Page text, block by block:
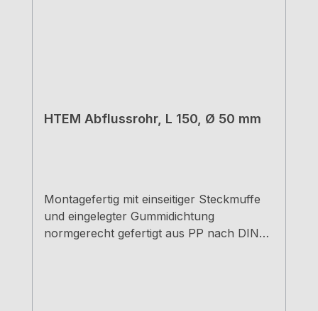
HTEM Abflussrohr, L 150, Ø 50 mm
Montagefertig mit einseitiger Steckmuffe
und eingelegter Gummidichtung
normgerecht gefertigt aus PP nach DIN